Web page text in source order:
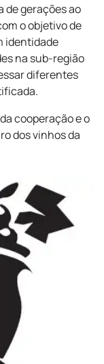
de gerações ao
o objetivo de
identidade
na sub-região
diferentes
cooperação e o
dos vinhos da